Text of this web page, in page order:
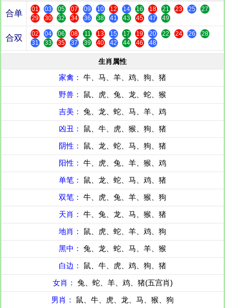
合单 01 03 05 07 09 10 12 14 16 18 21 23 25
27
29
30 32 34 36 38 41 43 45 47 49
合双 02 04 06 08 11 13 15 17 19 20 22 24 26
28
31
33 35 37 39 40 42 44 46 48
生肖属性
家禽： 牛、马、羊、鸡、狗、猪
野兽： 鼠、虎、兔、龙、蛇、猴
吉美： 兔、龙、蛇、马、羊、鸡
凶丑： 鼠、牛、虎、猴、狗、猪
阴性： 鼠、龙、蛇、马、狗、猪
阳性： 牛、虎、兔、羊、猴、鸡
单笔： 鼠、龙、蛇、马、鸡、猪
双笔： 牛、虎、兔、羊、猴、狗
天肖： 牛、兔、龙、马、猴、猪
地肖： 鼠、虎、蛇、羊、鸡、狗
黑中： 兔、龙、蛇、马、羊、猴
白边： 鼠、牛、虎、鸡、狗、猪
女肖： 兔、蛇、羊、鸡、猪(五宫肖)
男肖： 鼠、牛、虎、龙、马、猴、狗